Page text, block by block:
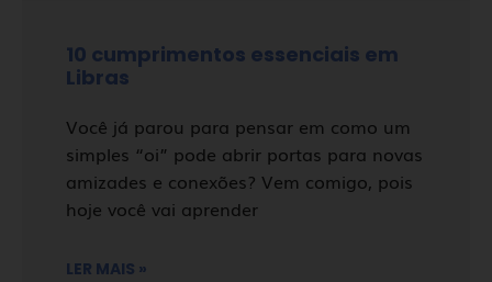
10 cumprimentos essenciais em
Libras
Você já parou para pensar em como um
simples “oi” pode abrir portas para novas
amizades e conexões? Vem comigo, pois
hoje você vai aprender
LER MAIS »